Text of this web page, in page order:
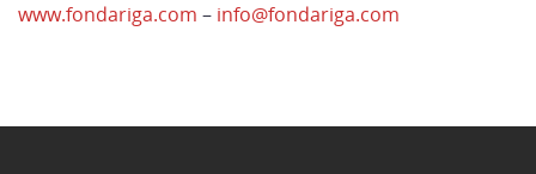
www.fondariga.com – info@fondariga.com